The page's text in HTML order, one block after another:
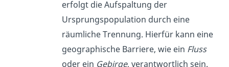
erfolgt die Aufspaltung der
Ursprungspopulation durch eine
räumliche Trennung. Hierfür kann eine
geographische Barriere, wie ein Fluss
oder ein Gebirge, verantwortlich sein.